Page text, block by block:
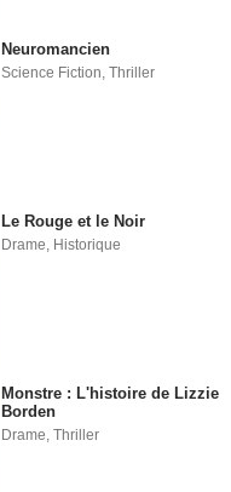
Neuromancien
Science Fiction Thriller
Le Rouge et le Noir
Drame Historique
Monstre : L'histoire de Lizzie
Borden
Drame Thriller